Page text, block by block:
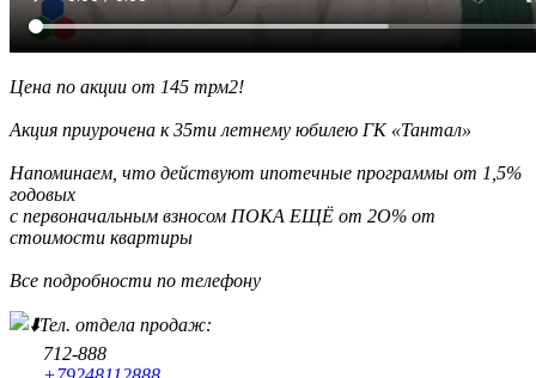
Цена по акции от 145 трм2!
Акция приурочена к 35ти летнему юбилею ГК «Тантал»
Напоминаем, что действуют ипотечные программы от 1,5%
годовых
с первоначальным взносом ПОКА ЕЩЁ от 2О% от
стоимости квартиры
Все подробности по телефону
Тел. отдела продаж:
712-888